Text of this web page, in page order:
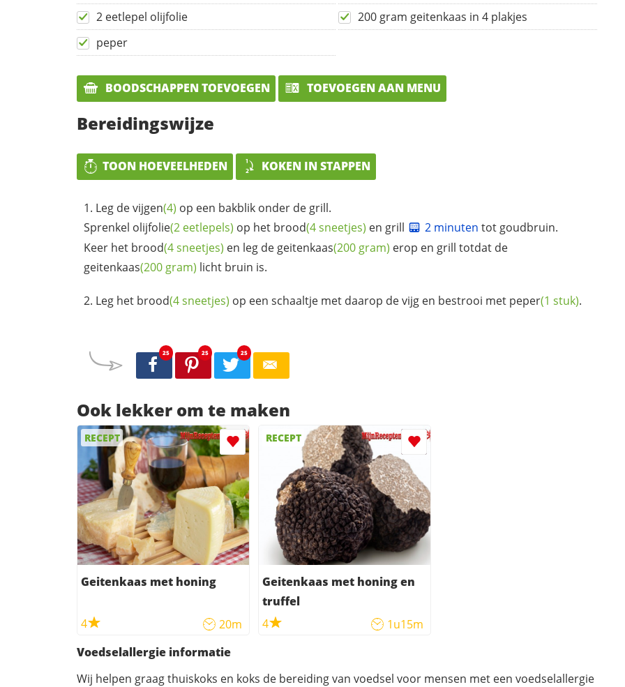
2 eetlepel olijfolie
200 gram geitenkaas in 4 plakjes
peper
BOODSCHAPPEN TOEVOEGEN TOEVOEGEN AAN MENU
Bereidingswijze
TOON HOEVEELHEDEN KOKEN IN STAPPEN
Leg devijgen(4) op een bakblik onder de grill.
Sprenkel olijfolie(2 eetlepels) op het brood(4 sneetjes) en grill 2 minuten tot goudbruin.
Keer het brood(4 sneetjes) en leg de geitenkaas(200 gram) erop en grill totdat de
geitenkaas(200 gram) licht bruin is.
Leg het brood(4 sneetjes) op een schaaltje met daarop de vijg en bestrooi met peper(1 stuk).
25 25 25
Ook lekker om te maken
RECEPT
Geitenkaas met honing
4 20m
RECEPT
Geitenkaas met honing en
truffel
4
1u15m
Voedselallergie informatie
Wij helpen graag thuiskoks en koks de bereiding van voedsel voor mensen met een voedselallergie